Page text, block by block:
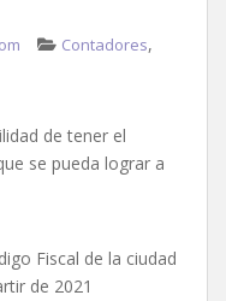
Contadores,
de tener el
se pueda lograr a
Fiscal de la ciudad
de 2021